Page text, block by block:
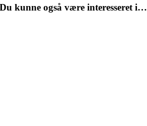
Du kunne også være interesseret i…